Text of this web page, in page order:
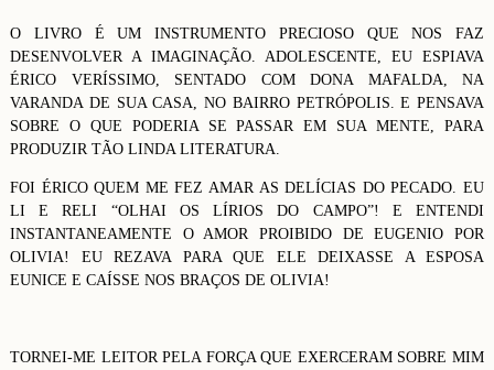
O LIVRO É UM INSTRUMENTO PRECIOSO QUE NOS FAZ
DESENVOLVER A IMAGINAÇÃO. ADOLESCENTE, EU ESPIAVA
ÉRICO VERÍSSIMO, SENTADO COM DONA MAFALDA, NA
VARANDA DE SUA CASA, NO BAIRRO PETRÓPOLIS. E PENSAVA
SOBRE O QUE PODERIA SE PASSAR EM SUA MENTE, PARA
PRODUZIR TÃO LINDA LITERATURA.
FOI ÉRICO QUEM ME FEZ AMAR AS DELÍCIAS DO PECADO. EU
LI E RELI “OLHAI OS LÍRIOS DO CAMPO”! E ENTENDI
INSTANTANEAMENTE O AMOR PROIBIDO DE EUGENIO POR
OLIVIA! EU REZAVA PARA QUE ELE DEIXASSE A ESPOSA
EUNICE E CAÍSSE NOS BRAÇOS DE OLIVIA!
TORNEI-ME LEITOR PELA FORÇA QUE EXERCERAM SOBRE MIM